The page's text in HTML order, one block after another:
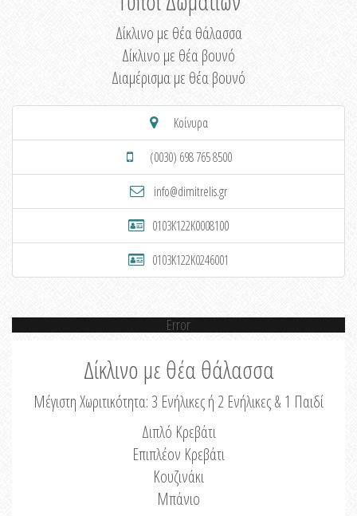
Δίκλινο με θέα θάλασσα
Δίκλινο με θέα βουνό
Διαμέρισμα με θέα βουνό
Κοίνυρα
(0030) 698 765 8500
info@dimitrelis.gr
0103K122K0008100
0103K122K0246001
Error
Δίκλινο με θέα θάλασσα
Μέγιστη Χωριτικότητα: 3 Ενήλικες ή 2 Ενήλικες & 1 Παιδί
Διπλό Κρεβάτι
Επιπλέον Κρεβάτι
Κουζινάκι
Μπάνιο